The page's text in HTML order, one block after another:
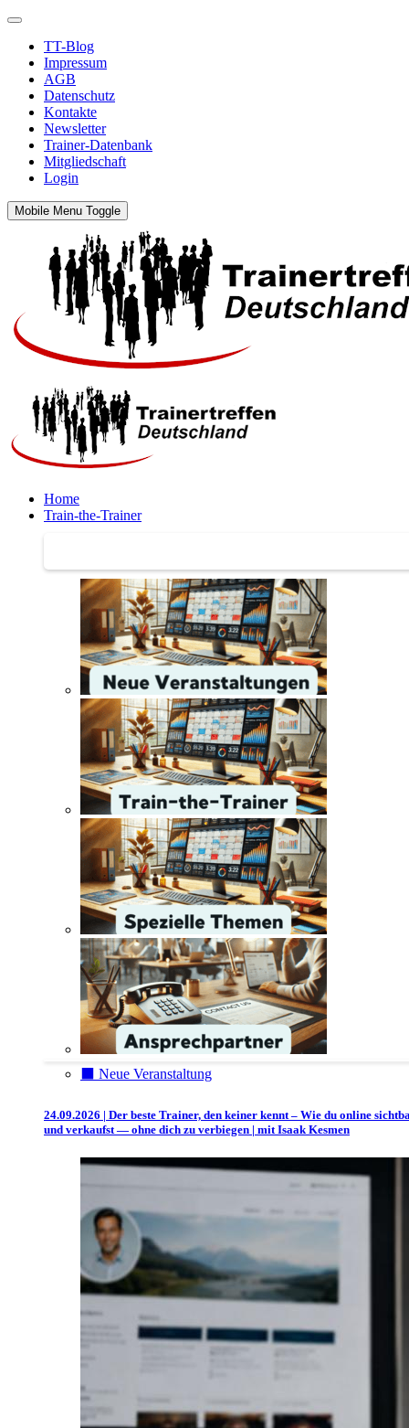
TT-Blog
Impressum
AGB
Datenschutz
Kontakte
Newsletter
Trainer-Datenbank
Mitgliedschaft
Login
Mobile Menu Toggle
Home
Train-the-Trainer
⬛️ Neue Veranstaltung
24.09.2026 | Der beste Trainer, den keiner kennt – Wie du online
und verkaufst — ohne dich zu verbiegen | mit Isaak Kesmen